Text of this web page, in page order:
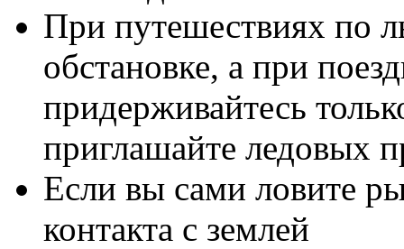
При путешествиях по
обстановке, а при
придерживайтесь
пригла­шайте ледовых
Если вы сами ловите
контакта с землей